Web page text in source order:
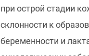
при острой стадии
склонности к
беременности и